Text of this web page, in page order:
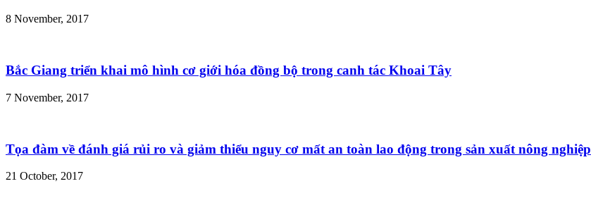
8 November, 2017
Bắc Giang triển khai mô hình cơ giới hóa đồng bộ trong canh tác Khoai Tây
7 November, 2017
Tọa đàm về đánh giá rủi ro và giảm thiểu nguy cơ mất an toàn lao động trong sản xuất nông nghiệp
21 October, 2017